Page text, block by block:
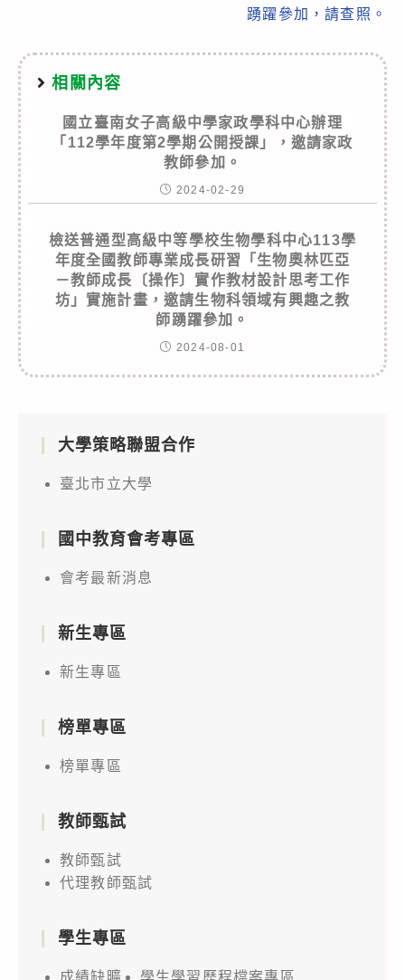
踴躍參加，請查照。
相關內容
國立臺南女子高級中學家政學科中心辦理
「112學年度第2學期公開授課」，邀請家政
教師參加。
2024-02-29
檢送普通型高級中等學校生物學科中心113學
年度全國教師專業成長研習「生物奧林匹亞
－教師成長〔操作〕實作教材設計思考工作
坊」實施計畫，邀請生物科領域有興趣之教
師踴躍參加。
2024-08-01
大學策略聯盟合作
臺北市立大學
國中教育會考專區
會考最新消息
新生專區
新生專區
榜單專區
榜單專區
教師甄試
教師甄試
代理教師甄試
學生專區
成績缺曠 學生學習歷程檔案專區